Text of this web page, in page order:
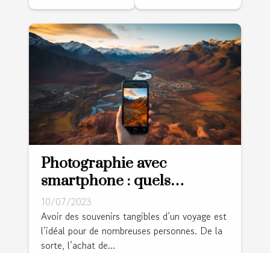
Photographie avec
smartphone : quels
avantages lors d’un voyage
?
10/07/2023
Avoir des souvenirs tangibles d’un voyage est
l’idéal pour de nombreuses personnes. De la
sorte, l’achat de...